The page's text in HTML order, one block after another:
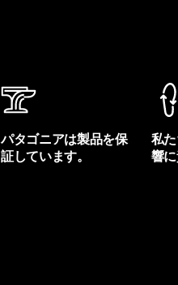
パタゴニアは製品を保
証しています。
私
響